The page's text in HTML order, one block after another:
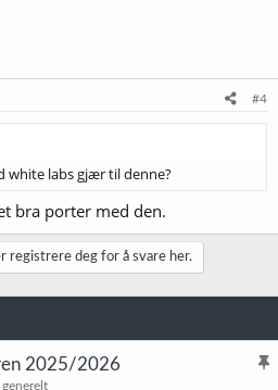
#4
white labs gjær til denne?
bra porter med den.
registrere deg for å svare her.
K
2025/2026